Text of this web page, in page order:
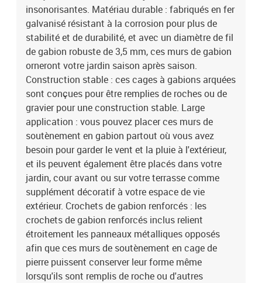
insonorisantes. Matériau durable : fabriqués en fer
galvanisé résistant à la corrosion pour plus de
stabilité et de durabilité, et avec un diamètre de fil
de gabion robuste de 3,5 mm, ces murs de gabion
orneront votre jardin saison après saison.
Construction stable : ces cages à gabions arquées
sont conçues pour être remplies de roches ou de
gravier pour une construction stable. Large
application : vous pouvez placer ces murs de
soutènement en gabion partout où vous avez
besoin pour garder le vent et la pluie à l'extérieur,
et ils peuvent également être placés dans votre
jardin, cour avant ou sur votre terrasse comme
supplément décoratif à votre espace de vie
extérieur. Crochets de gabion renforcés : les
crochets de gabion renforcés inclus relient
étroitement les panneaux métalliques opposés
afin que ces murs de soutènement en cage de
pierre puissent conserver leur forme même
lorsqu'ils sont remplis de roche ou d'autres